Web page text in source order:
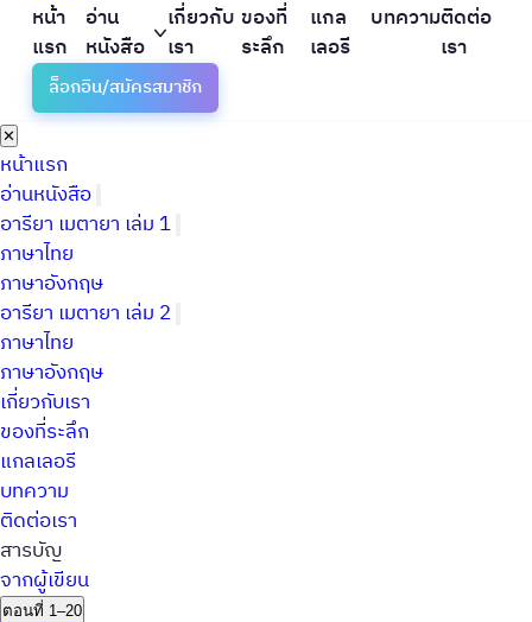
หน้า
แรก
อ่าน
หนังสือ
เกี่ยวกับ
เรา
ของที่
ระลึก
แกล
เลอรี
บทความติดต่อ
เรา
ล็อกอิน/สมัครสมาชิก
✕
หน้าแรก
อ่านหนังสือ
อารียา เมตายา เล่ม 1
ภาษาไทย
ภาษาอังกฤษ
อารียา เมตายา เล่ม 2
ภาษาไทย
ภาษาอังกฤษ
เกี่ยวกับเรา
ของที่ระลึก
แกลเลอรี
บทความ
ติดต่อเรา
สารบัญ
จากผู้เขียน
ตอนที่ 1–20